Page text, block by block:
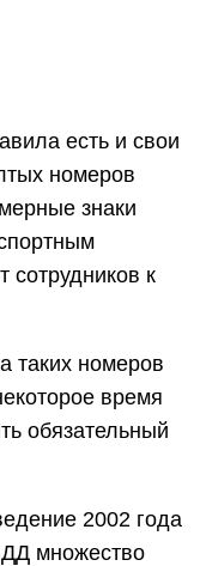
есть и свои
номеров
знаки
сотрудников к
таких номеров
время
обязательный
2002 года
множество